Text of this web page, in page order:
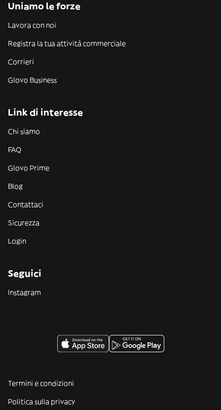
Uniamo le forze
Lavora con noi
Registra la tua attività commerciale
Corrieri
Glovo Business
Link di interesse
Chi siamo
FAQ
Glovo Prime
Blog
Contattaci
Sicurezza
Login
Seguici
Instagram
Termini e condizioni
Politica sulla privacy